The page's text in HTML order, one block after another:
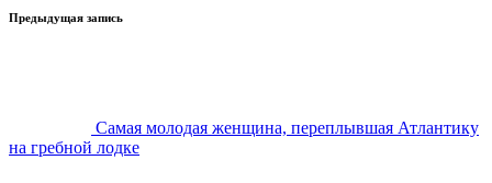
Навигация
Предыдущая запись
Самая молодая женщина, переплывшая Атлантику
на гребной лодке